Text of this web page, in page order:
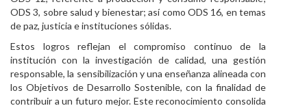
ODS 3, sobre salud y bienestar; así como ODS 16, en temas
de paz, justicia e instituciones sólidas.
Estos logros reflejan el compromiso continuo de la
institución con la investigación de calidad, una gestión
responsable, la sensibilización y una enseñanza alineada con
los Objetivos de Desarrollo Sostenible, con la finalidad de
contribuir a un futuro mejor. Este reconocimiento consolida